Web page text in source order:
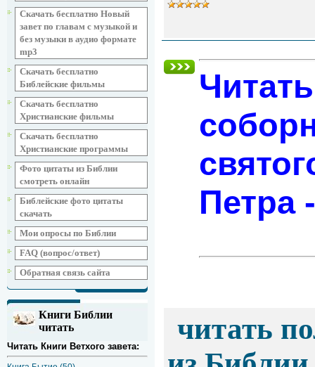
Скачать бесплатно Новый
завет по главам с музыкой и
без музыки в аудио формате
mp3
Скачать бесплатно
Библейские фильмы
Скачать бесплатно
Христианские фильмы
Скачать бесплатно
Христианские программы
Фото цитаты из Библии
смотреть онлайн
Библейские фото цитаты
скачать
Мои опросы по Библии
FAQ (вопрос/ответ)
Обратная связь сайта
Книги Библии
читать
Читать Книги Ветхого завета:
Петра
читать